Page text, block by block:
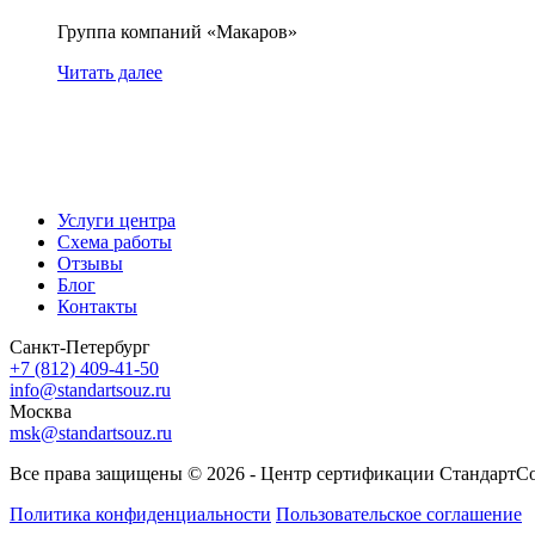
Группа компаний «Макаров»
Читать далее
Услуги центра
Схема работы
Отзывы
Блог
Контакты
Санкт-Петербург
+7 (812) 409-41-50
info@standartsouz.ru
Москва
msk@standartsouz.ru
Все права защищены © 2026 - Центр сертификации
Политика конфиденциальности Пользовательское соглашение